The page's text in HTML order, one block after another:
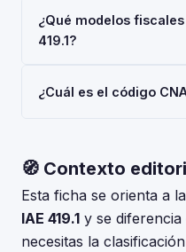
Toda empresa o
darse de alta mediante
pago del IAE. Las
a 1.000.000 €/año
económica.
¿Qué modelos
419.1?
Modelo 036/037 (alta),
¿Cuál es el código
el código CNAE-2025
Industria del Pan y
🧭 Contexto
Esta ficha se orienta a
IAE 419.1 y se diferencia
necesitas la